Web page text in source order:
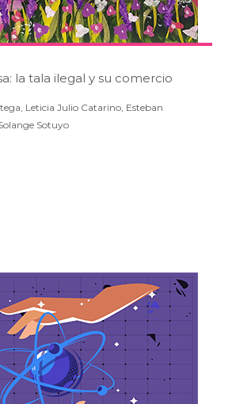
la tala ilegal y su comercio
Leticia Julio Catarino, Esteban
Sotuyo